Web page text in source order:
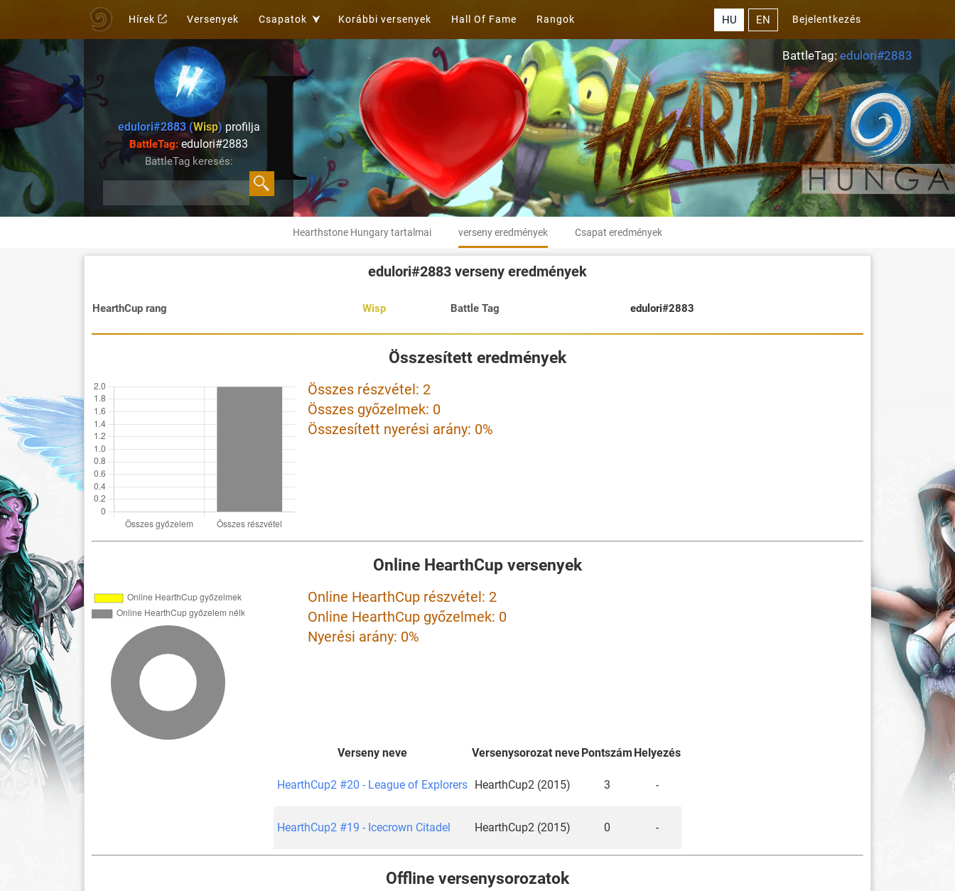
Hírek Versenyek Csapatok Korábbi versenyek Hall Of Fame Rangok Bejelentkezés
HU EN
BattleTag:edulori#2883
edulori#2883 (Wisp)profilja
BattleTag: edulori#2883
BattleTag keresés:
Hearthstone Hungary tartalmai verseny eredmények Csapat eredmények
edulori#2883 verseny eredmények
HearthCup rang Wisp Battle Tag edulori#2883
Összesített eredmények
Összes részvétel: 2
Összes győzelmek: 0
Összesített nyerési arány: 0%
Online HearthCup versenyek
Online HearthCup részvétel: 2
Online HearthCup győzelmek: 0
Nyerési arány: 0%
Verseny neve Versenysorozat neve Pontszám Helyezés
HearthCup2 #20 - League of Explorers HearthCup2 (2015) 3 -
HearthCup2 #19 - Icecrown Citadel HearthCup2 (2015) 0 -
Offline versenysorozatok